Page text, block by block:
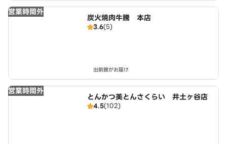
営業時間外
炭火焼肉牛騰 本店
3.6(5)
出前館がお届け
営業時間外
とんかつ美とんさくらい 井土ヶ谷店
4.5(102)